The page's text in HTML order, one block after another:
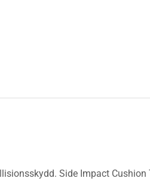
Side Impact